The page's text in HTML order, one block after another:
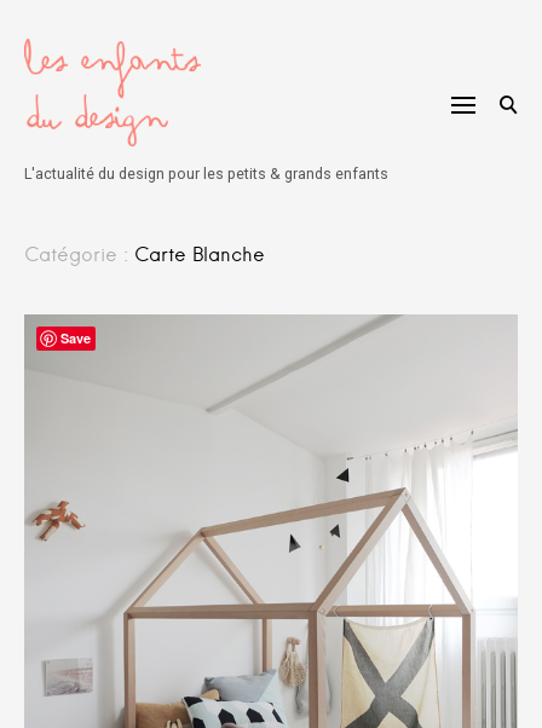
content
L'actualité du design pour les petits & grands enfants
Catégorie : Carte Blanche
Save